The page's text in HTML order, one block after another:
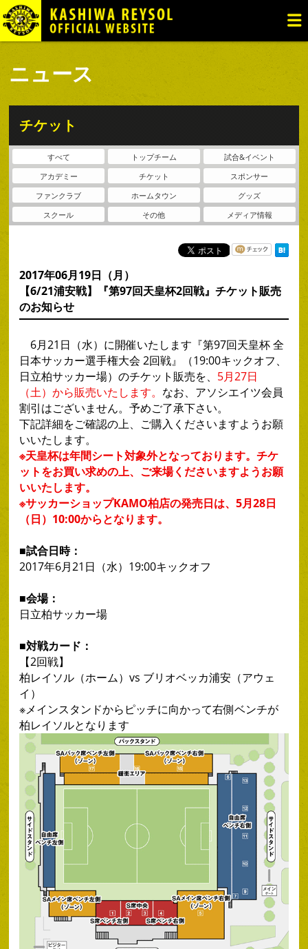
ニュース
チケット
すべて トップチーム
試合&イベント
アカデミー
チケット
スポンサー
ファンクラブ
ホームタウン
グッズ
スクール
その他 メディア情報
2017年06月19日（月）
【6/21浦安戦】『第97回天皇杯2回戦』チケット販売
のお知らせ
6月21日（水）に開催いたします『第97回天皇杯 全
日本サッカー選手権大会 2回戦』（19:00キックオフ、
日立柏サッカー場）のチケット販売を、 5月27日
（土）から販売いたします。 なお、アソシエイツ会員
割引はございません。予めご了承下さい。
下記詳細をご確認の上、ご購入くださいますようお願
いいたします。
※天皇杯は年間シート対象外となっております。チケ
ットをお買い求めの上、ご来場くださいますようお願
いいたします。
※サッカーショップKAMO柏店の発売日は、5月28日
（日）10:00からとなります。
■試合日時：
2017年6月21日（水）19:00キックオフ
■会場：
日立柏サッカー場
■対戦カード：
【2回戦】
柏レイソル（ホーム）vs ブリオベッカ浦安（アウェ
イ）
※メインスタンドからピッチに向かって右側ベンチが
柏レイソルとなります
TOP
ニュース
トップチーム
アカデミー
ファンゾーン
クラブ